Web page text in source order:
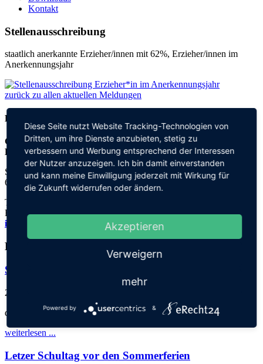
Kontakt
Stellenausschreibung
staatlich anerkannte Erzieher/innen mit 62%, Erzieher/innen im
Anerkennungsjahr
zurück zu allen aktuellen Meldungen
Kontakt
Grundschule an der
Elisabeth-von-Thadden-Schule
Steinhofweg 95
69123 Heidelberg
Tel.: 06221 73922-0
Fax: 06221 73922-11
info@thadden-grundschule.de
Kalender
Schuljahresabschlussgottesdienst
28. Juli '26
der Klassen 1-3 mit Eltern
weiterlesen ...
Letzer Schultag vor den Sommerferien
Diese Seite nutzt Website Tracking-Technologien von
Dritten, um ihre Dienste anzubieten, stetig zu
verbessern und Werbung entsprechend der Interessen
der Nutzer anzuzeigen. Ich bin damit einverstanden
und kann meine Einwilligung jederzeit mit Wirkung für
die Zukunft widerrufen oder ändern.
Akzeptieren
Verweigern
mehr
Powered by &